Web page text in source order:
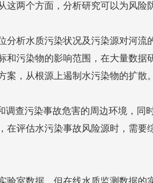
两个方面，分析研究可以为风险
析水质污染状况及污染源对河
污染物的影响范围，在大量数
，从根源上遏制水污染物的扩散。
查污染事故危害的周边环境，
评估水污染事故风险源时，需
室数据，但在线水质监测数据